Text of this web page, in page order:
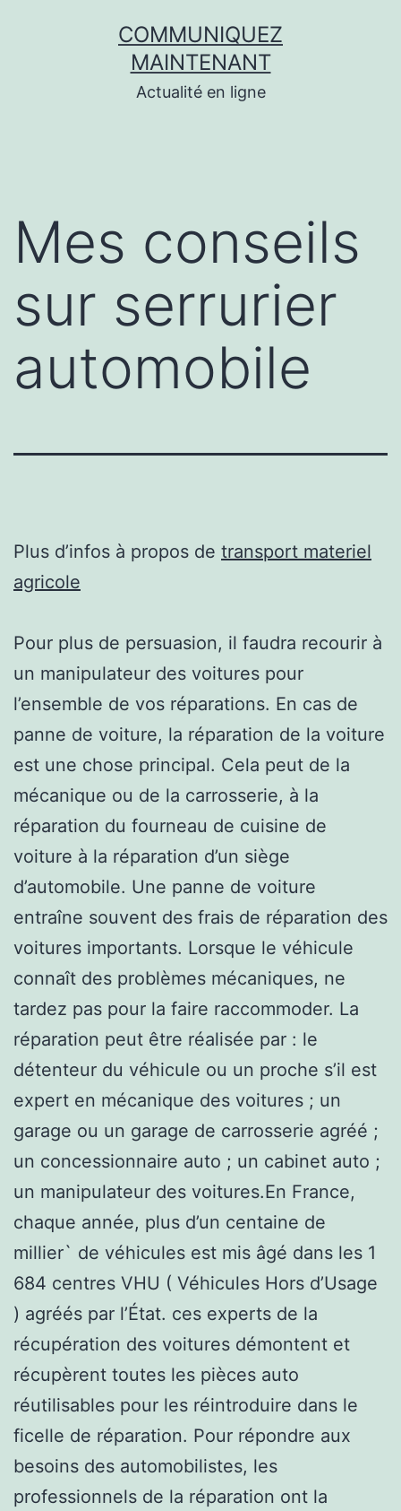
COMMUNIQUEZ
MAINTENANT
Actualité en ligne
Mes conseils
sur serrurier
automobile
Plus d’infos à propos de transport materiel
agricole
Pour plus de persuasion, il faudra recourir à
un manipulateur des voitures pour
l’ensemble de vos réparations. En cas de
panne de voiture, la réparation de la voiture
est une chose principal. Cela peut de la
mécanique ou de la carrosserie, à la
réparation du fourneau de cuisine de
voiture à la réparation d’un siège
d’automobile. Une panne de voiture
entraîne souvent des frais de réparation des
voitures importants. Lorsque le véhicule
connaît des problèmes mécaniques, ne
tardez pas pour la faire raccommoder. La
réparation peut être réalisée par : le
détenteur du véhicule ou un proche s’il est
expert en mécanique des voitures ; un
garage ou un garage de carrosserie agréé ;
un concessionnaire auto ; un cabinet auto ;
un manipulateur des voitures.En France,
chaque année, plus d’un centaine de
millier` de véhicules est mis âgé dans les 1
684 centres VHU ( Véhicules Hors d’Usage
) agréés par l’État. ces experts de la
récupération des voitures démontent et
récupèrent toutes les pièces auto
réutilisables pour les réintroduire dans le
ficelle de réparation. Pour répondre aux
besoins des automobilistes, les
professionnels de la réparation ont la